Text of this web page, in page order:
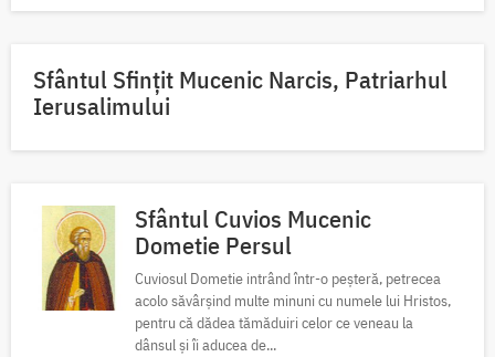
Sfântul Sfinţit Mucenic Narcis, Patriarhul
Ierusalimului
Sfântul Cuvios Mucenic
Dometie Persul
Cuviosul Dometie intrând într-o peșteră, petrecea
acolo săvârșind multe minuni cu numele lui Hristos,
pentru că dădea tămăduiri celor ce veneau la
dânsul și îi aducea de...